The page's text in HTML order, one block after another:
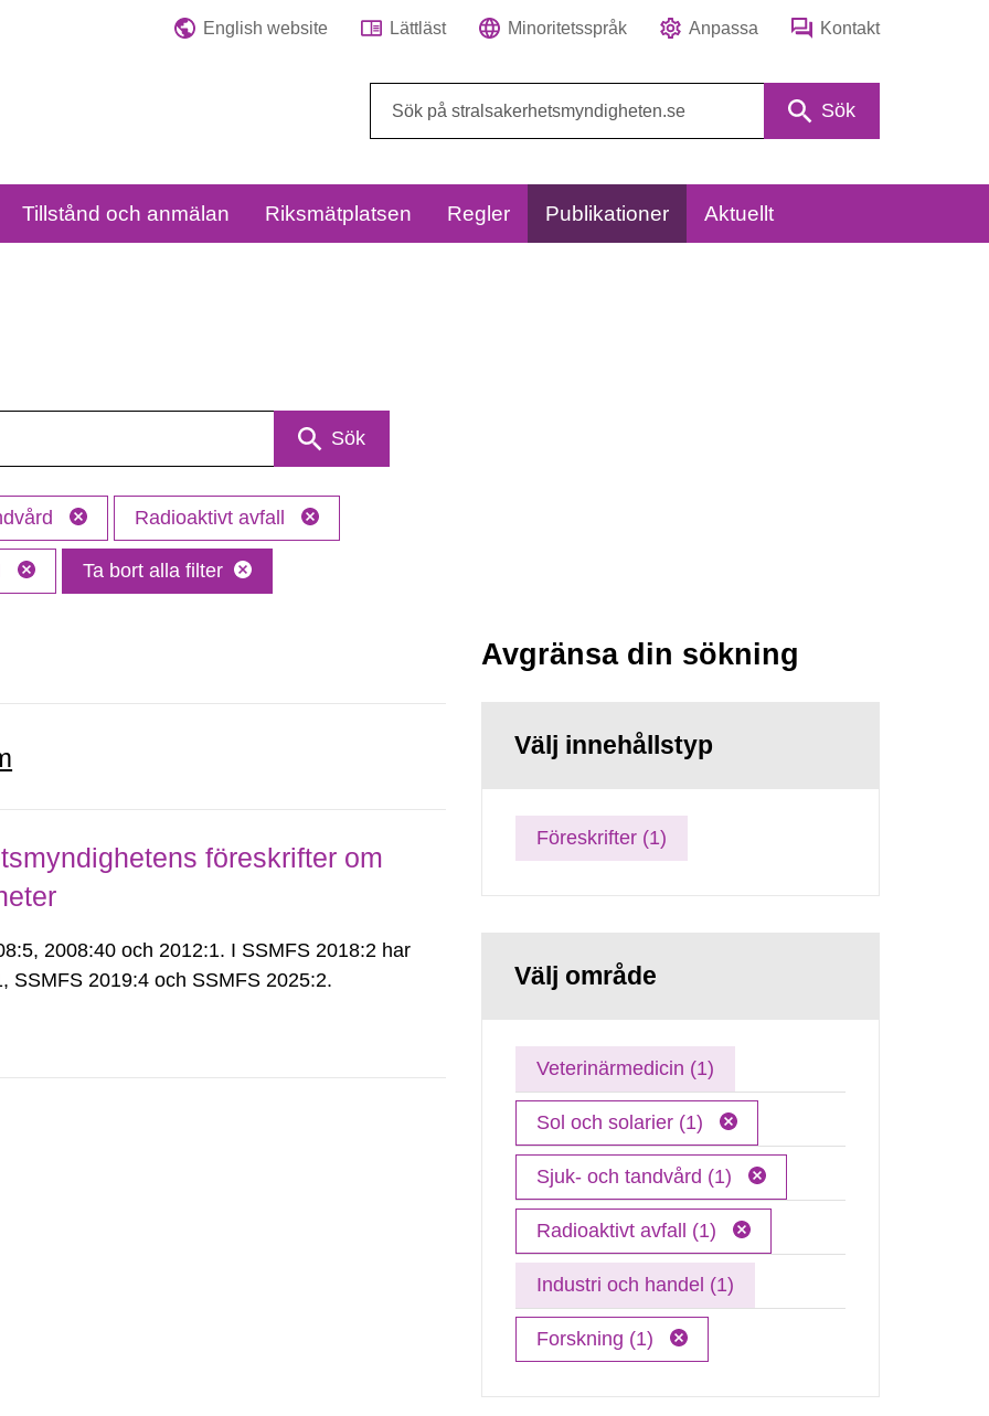
English website Lättläst Minoritetsspråk Anpassa Kontakt
Sök
Tillstånd och anmälan Riksmätplatsen Regler Publikationer Aktuellt
Sök
Radioaktivt avfall
Ta bort alla filter
föreskrifter om
2008:40 och 2012:1. I SSMFS 2018:2 har
SSMFS 2019:4 och SSMFS 2025:2.
Avgränsa din sökning
Välj innehållstyp
Föreskrifter (1)
Välj område
Veterinärmedicin (1)
Sol och solarier (1)
Sjuk- och tandvård (1)
Radioaktivt avfall (1)
Industri och handel (1)
Forskning (1)